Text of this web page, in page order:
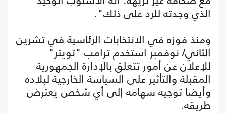
الذي وجدته للرد على ذلك".
ومنذ فوزه في الانتخابات الرئاسية في تشرين
الثاني/ نوفمبر استخدم ترامب "تويتر"
للإعلان عن أمور تتعلق بالإدارة الجمهورية
المقبلة والتأثير على السياسة الخارجية لبلاده
وأيضا توجيه سهامه إلى أي شخص يعترض
طريقه.